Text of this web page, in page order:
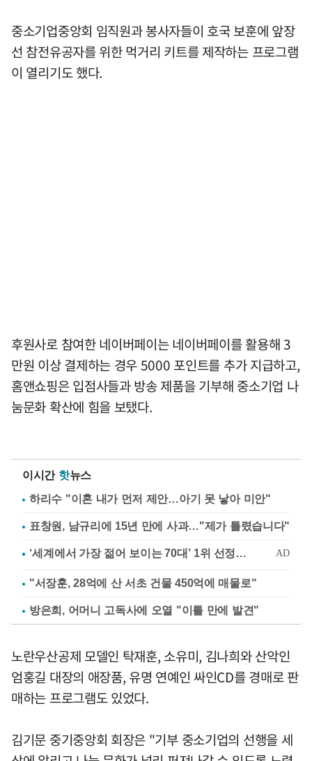
중소기업중앙회 임직원과 봉사자들이 호국 보훈에 앞장
선 참전유공자를 위한 먹거리 키트를 제작하는 프로그램
이 열리기도 했다.
후원사로 참여한 네이버페이는 네이버페이를 활용해 3
만원 이상 결제하는 경우 5000 포인트를 추가 지급하고,
홈앤쇼핑은 입점사들과 방송 제품을 기부해 중소기업 나
눔문화 확산에 힘을 보탰다.
이시간 핫뉴스
하리수 "이혼 내가 먼저 제안…아기 못 낳아 미안"
표창원, 남규리에 15년 만에 사과…"제가 틀렸습니다"
"서장훈, 28억에 산 서초 건물 450억에 매물로"
방은희, 어머니 고독사에 오열 "이틀 만에 발견"
노란우산공제 모델인 탁재훈, 소유미, 김나희와 산악인
엄홍길 대장의 애장품, 유명 연예인 싸인CD를 경매로 판
매하는 프로그램도 있었다.
김기문 중기중앙회 회장은 "기부 중소기업의 선행을 세